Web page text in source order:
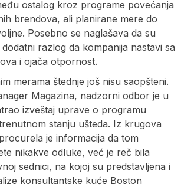
ostalog kroz programe povećanja
brendova, ali planirane mere do
Posebno se naglašava da su
razlog da kompanija nastavi sa
i ojača otpornost.
merama štednje još nisu saopšteni.
Magazina, nadzorni odbor je u
izveštaj uprave o programu
stanju ušteda. Iz krugova
je informacija da tom
nikakve odluke, već je reč bila
sednici, na kojoj su predstavljena i
konsultantske kuće Boston